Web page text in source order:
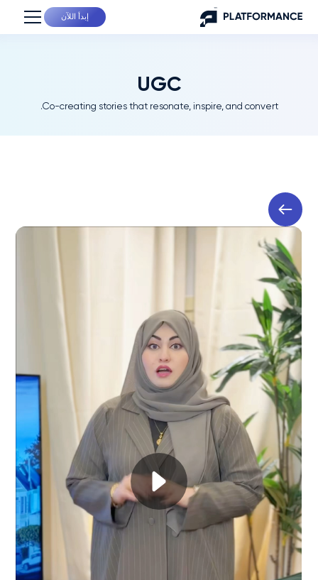
إبدأ اللآن
UGC
Co-creating stories that resonate, inspire, and convert.